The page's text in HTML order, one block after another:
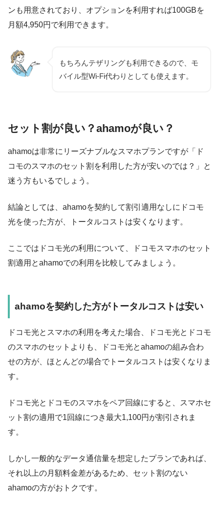
ンも用意されており、オプションを利用すれば100GBを
月額4,950円で利用できます。
もちろんテザリングも利用できるので、モ
バイル型Wi-Fi代わりとしても使えます。
セット割が良い？ahamoが良い？
ahamoは非常にリーズナブルなスマホプランですが「ド
コモのスマホのセット割を利用した方が安いのでは？」と
迷う方もいるでしょう。
結論としては、 ahamoを契約して割引適用なしにドコモ
光を使った方が、トータルコストは安くなります。
ここではドコモ光の利用について、ドコモスマホのセット
割適用とahamoでの利用を比較してみましょう。
ahamoを契約した方がトータルコストは安い
ドコモ光とスマホの利用を考えた場合、ドコモ光とドコモ
のスマホのセットよりも、
ドコモ光とahamoの組み合わ
せの方が、ほとんどの場合でトータルコストは安くなりま
す。
ドコモ光とドコモのスマホをペア回線にすると、スマホセ
ット割の適用で1回線につき最大1,100円が割引されま
す。
しかし一般的なデータ通信量を想定したプランであれば、
それ以上の月額料金差があるため、セット割のない
ahamoの方がおトクです。